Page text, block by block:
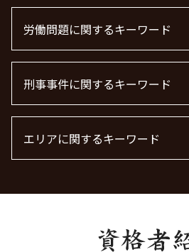
m&a 弁護士 費用
顧問弁護士 契約
顧問弁護士 メリット
顧問弁護士とは
法律事務所 m&a
下請法 改正 2026
債権回収
借金 時効
債権回収 弁護士
借金 時効 個人
債権回収 個人
不動産 トラブル相談
不動産 賃貸 トラブル相談
賃貸 苦情 どこに
不動産トラブル 弁護士
不動産屋 トラブル 相談
不動産賃貸 弁護士
面会交流権
離婚 慰謝料 相場
離婚 慰謝料なし
離婚の慰謝料 相場
慰謝料 離婚
離婚 慰謝料 財産分与
離婚届
労働問題に関するキーワード
労働問題に強い弁護士 東京
労働問題 種類
労働問題 相談
労働問題 解決策
労働問題 最近
刑事事件に関するキーワード
痴漢 逮捕 弁護士
暴行罪 構成要件
脅迫罪 慰謝料
暴行罪 慰謝料
器物破損 器物損壊 違い
エリアに関するキーワード
不動産トラブル 東京都 弁護士
債権回収 東京都 弁護士
労働問題 埼玉県 弁護士